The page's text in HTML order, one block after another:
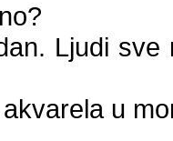
Ljudi
u